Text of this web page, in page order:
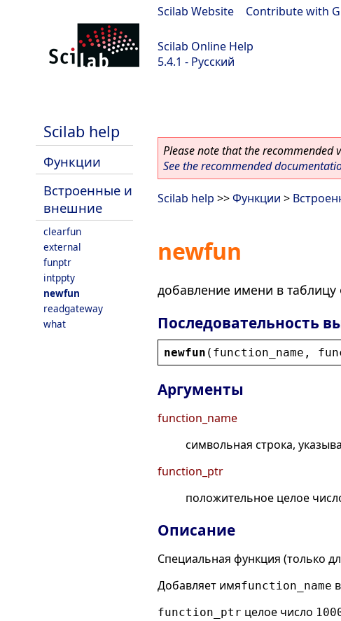
Scilab Website Contribute with
Scilab Online Help
5.4.1 - Русский
Scilab help
Функции
Встроенные и
внешние
clearfun
external
funptr
intppty
newfun
readgateway
what
Please note that the recommended
See the recommended
Scilab help >>Функции >
newfun
добавление имени в таблицу
Последовательность
newfun ( function_name ,
Аргументы
function_name
символьная строка,
function_ptr
положительное целое
Описание
Специальная функция (только
Добавляет имяfunction_name
function_ptr целое число